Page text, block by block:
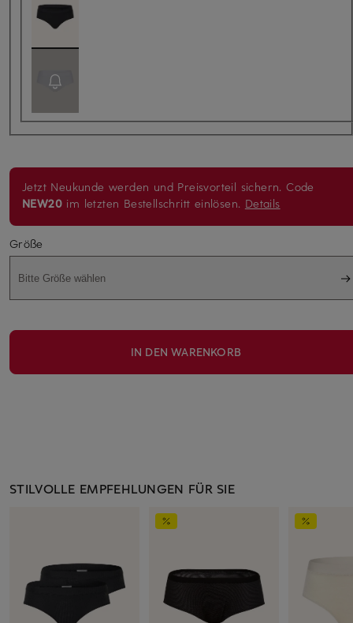
Jetzt Neukunde werden und Preisvorteil sichern. Code
NEW20 im letzten Bestellschritt einlösen. Details
Größe
Bitte Größe wählen
IN DEN WARENKORB
STILVOLLE EMPFEHLUNGEN FÜR SIE